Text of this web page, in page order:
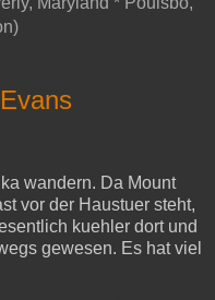
wandern. Da Mount
vor der Haustuer steht,
kuehler dort und
gewesen. Es hat viel